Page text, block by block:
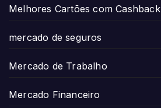
Melhores Cartões com Cashback
mercado de seguros
Mercado de Trabalho
Mercado Financeiro